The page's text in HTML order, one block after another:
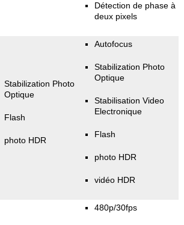
Détection de phase à
deux pixels
Stabilization Photo
Optique
Flash
photo HDR
Autofocus
Stabilization Photo
Optique
Stabilisation Video
Electronique
Flash
photo HDR
vidéo HDR
480p/30fps